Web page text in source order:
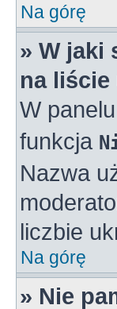
Na górę
» W jaki
na
W
funkcja
Nazwa
liczbie
Na górę
» Nie